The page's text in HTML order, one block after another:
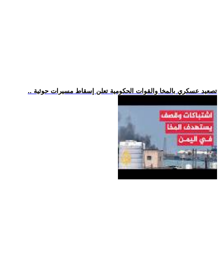
.. تصعيد عسكري بالمخا والقوات الحكومية تعلن إسقاط مسيرات حوثية